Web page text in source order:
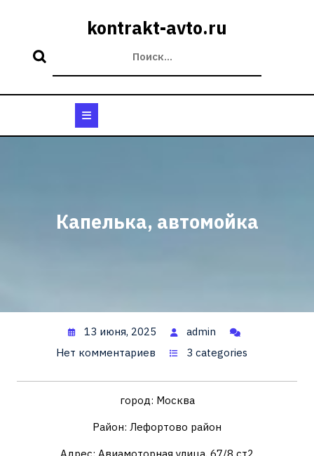
kontrakt-avto.ru
Капелька, автомойка
13 июня, 2025
admin
Нет комментариев
3 categories
город: Москва
Район: Лефортово район